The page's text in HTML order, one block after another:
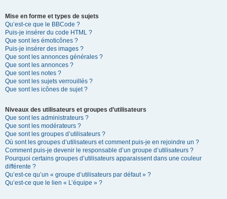
Mise en forme et types de sujets
Qu’est-ce que le BBCode ?
Puis-je insérer du code HTML ?
Que sont les émoticônes ?
Puis-je insérer des images ?
Que sont les annonces générales ?
Que sont les annonces ?
Que sont les notes ?
Que sont les sujets verrouillés ?
Que sont les icônes de sujet ?
Niveaux des utilisateurs et groupes d’utilisateurs
Que sont les administrateurs ?
Que sont les modérateurs ?
Que sont les groupes d’utilisateurs ?
Où sont les groupes d’utilisateurs et comment puis-je en rejoindre un ?
Comment puis-je devenir le responsable d’un groupe d’utilisateurs ?
Pourquoi certains groupes d’utilisateurs apparaissent dans une couleur
différente ?
Qu’est-ce qu’un « groupe d’utilisateurs par défaut » ?
Qu’est-ce que le lien « L’équipe » ?